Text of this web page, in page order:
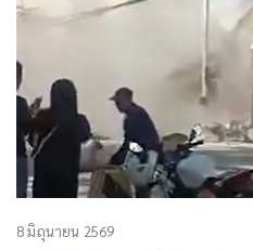
8 มิถุนายน 2569